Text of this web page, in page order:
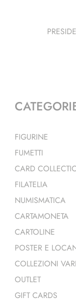
FIGURINE
FUMETTI
CARD
FILATELIA
NUMISMATICA
CARTAMONETA
CARTOLINE
POSTER E
COLLEZIONI
OUTLET
GIFT CARDS